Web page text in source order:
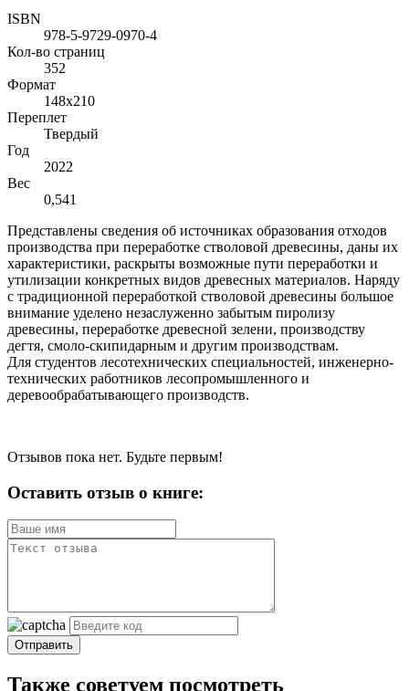
ISBN
978-5-9729-0970-4
Кол-во страниц
352
Формат
148x210
Переплет
Твердый
Год
2022
Вес
0,541
Представлены сведения об источниках образования отходов
производства при переработке стволовой древесины, даны их
характеристики, раскрыты возможные пути переработки и
утилизации конкретных видов древесных материалов. Наряду
с традиционной переработкой стволовой древесины большое
внимание уделено незаслуженно забытым пиролизу
древесины, переработке древесной зелени, производству
дегтя, смоло-скипидарным и другим производствам.
Для студентов лесотехнических специальностей, инженерно-
технических работников лесопромышленного и
деревообрабатывающего производств.
Отзывов пока нет. Будьте первым!
Оставить отзыв о книге:
Отправить
Также советуем посмотреть